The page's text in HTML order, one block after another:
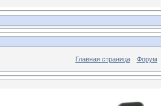
Главная страница Форум